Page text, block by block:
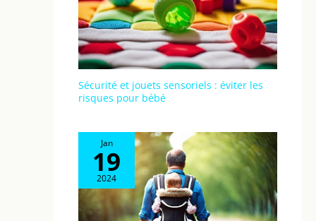
professionnel et disponible est souligné par
de nombreux avis positifs. Avec un
accompagnement humain de qualité, vous
êtes sûr d’avoir un vrai partenaire pour
veiller sur votre bébé
Sécurité et jouets sensoriels : éviter les
risques pour bébé
Jan
19
2024